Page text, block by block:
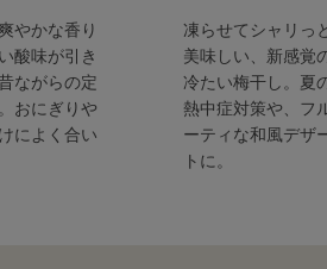
やかな香り
酸味が引き
ながらの定
おにぎりや
によく合い
凍らせてシャリっ
美味しい、新感覚
冷たい梅干し。夏
熱中症対策や、フ
ーティな和風デザ
トに。